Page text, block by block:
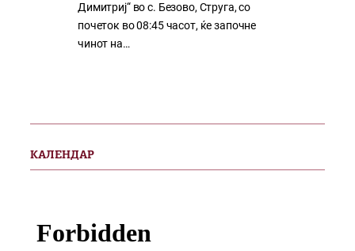
Димитриј“ во с. Безово, Струга, со
почеток во 08:45 часот, ќе започне
чинот на…
КАЛЕНДАР